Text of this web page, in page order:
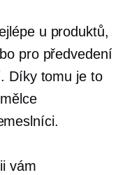
u produktů,
pro předvedení
Díky tomu je to
vám